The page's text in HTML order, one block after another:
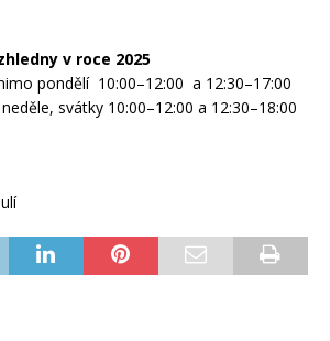
v roce 2025
pondělí 10:00–12:00 a 12:30–17:00
svátky 10:00–12:00 a 12:30–18:00